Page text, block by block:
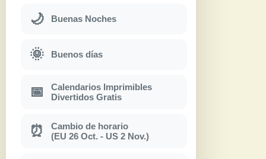
🌙 Buenas Noches
🌞 Buenos días
📅
Calendarios Imprimibles
Divertidos Gratis
⏰
Cambio de horario
(EU 26 Oct. - US 2 Nov.)